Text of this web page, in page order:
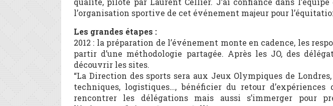
l’organisation sportive de cet événement majeur pour
Les grandes étapes :
2012 : la préparation de l’événement monte en cadence, les
partir d’une méthodologie partagée. Après les JO, des
découvrir les sites.
“La Direction des sports sera aux Jeux Olympiques de
techniques, logistiques…, bénéficier du retour
rencontrer les délégations mais aussi s’immerger pour